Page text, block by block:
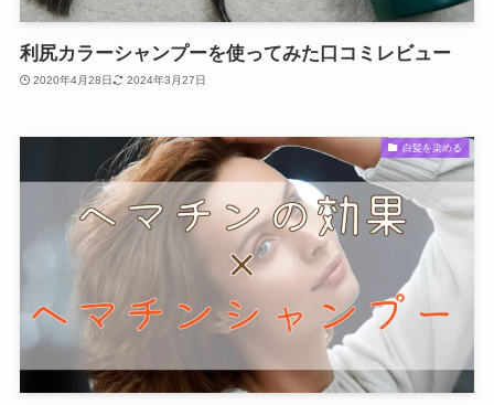
利尻カラーシャンプーを使ってみた口コミレビュー
2020年4月28日 2024年3月27日
白髪を染める